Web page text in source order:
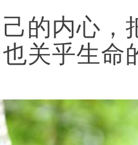
的内心，
关乎生命